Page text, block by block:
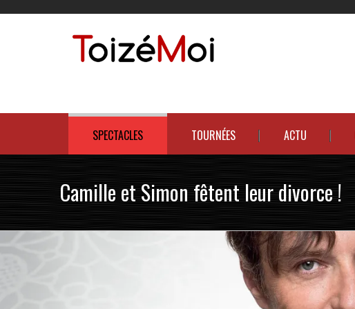
SPECTACLES TOURNÉES ACTU
Camille et Simon fêtent leur divorce !